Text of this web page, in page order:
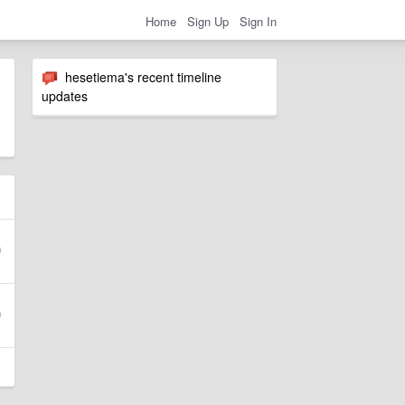
Home Sign Up Sign In
hesetiema's recent timeline
updates